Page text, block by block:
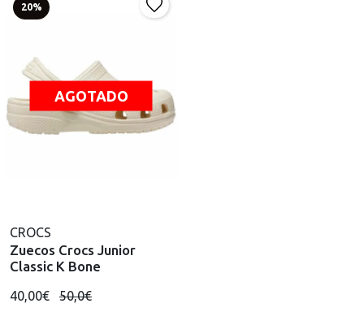
20%
AGOTADO
CROCS
Zuecos Crocs Junior
Classic K Bone
40,00€ 50,0€